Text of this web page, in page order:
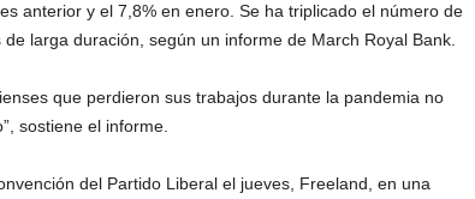
anterior y el 7,8% en enero. Se ha triplicado el número de
larga duración, según un informe de March Royal Bank.
que perdieron sus trabajos durante la pandemia no
sostiene el informe.
del Partido Liberal el jueves, Freeland, en una